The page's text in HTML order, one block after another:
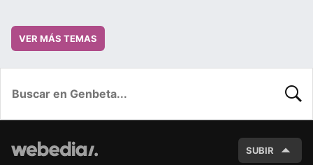
VER MÁS TEMAS
SUBIR